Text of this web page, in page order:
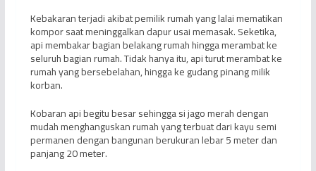
Kebakaran terjadi akibat pemilik rumah yang lalai mematikan
kompor saat meninggalkan dapur usai memasak. Seketika,
api membakar bagian belakang rumah hingga merambat ke
seluruh bagian rumah. Tidak hanya itu, api turut merambat ke
rumah yang bersebelahan, hingga ke gudang pinang milik
korban.
Kobaran api begitu besar sehingga si jago merah dengan
mudah menghanguskan rumah yang terbuat dari kayu semi
permanen dengan bangunan berukuran lebar 5 meter dan
panjang 20 meter.